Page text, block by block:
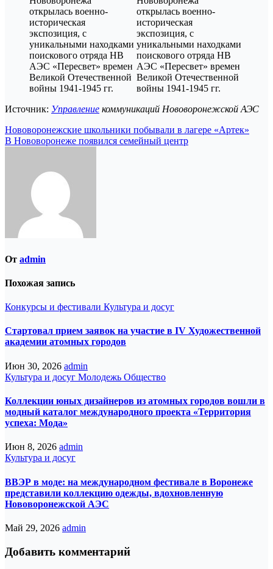
Источник: Управление коммуникаций Нововоронежской АЭС
Навигация
по
Нововоронежские школьники побывали в лагере «Артек»
В Нововоронеже появился семейный центр
От admin
Похожая запись
Конкурсы и фестивали Культура и досуг
Стартовал прием заявок на участие в IV Художественной
академии атомных городов
Июн 30, 2026 admin
Культура и досуг Молодежь Общество
Коллекции юных дизайнеров из атомных городов вошли в
модный каталог международного проекта «Территория
успеха: Мода»
Июн 8, 2026 admin
Культура и досуг
ВВЭР в моде: на международном фестивале в Воронеже
представили коллекцию одежды, вдохновленную
Нововоронежской АЭС
Май 29, 2026 admin
Добавить комментарий